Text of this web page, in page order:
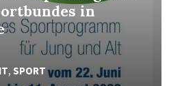
in
, SPORT